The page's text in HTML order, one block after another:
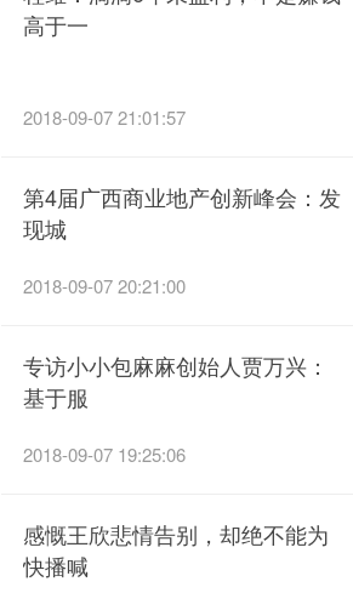
高于一
2018-09-07 21:01:57
第4届广西商业地产创新峰会：发
现城
2018-09-07 20:21:00
专访小小包麻麻创始人贾万兴：
基于服
2018-09-07 19:25:06
感慨王欣悲情告别，却绝不能为
快播喊